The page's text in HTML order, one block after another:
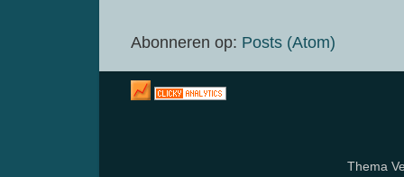
Abonneren op: Posts (Atom)
Thema